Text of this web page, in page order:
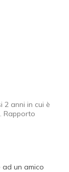
2 anni in cui è
Rapporto
un amico